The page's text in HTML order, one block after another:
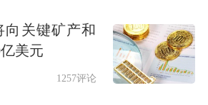
。与跌幅相对应的则是
明显放大的成交金额——
向关键矿产和
美元
1257评论